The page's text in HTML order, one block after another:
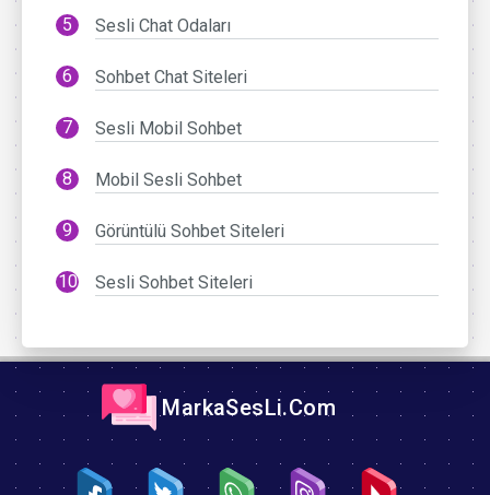
Sesli Chat Odaları
Sohbet Chat Siteleri
Sesli Mobil Sohbet
Mobil Sesli Sohbet
Görüntülü Sohbet Siteleri
Sesli Sohbet Siteleri
MarkaSesLi.Com